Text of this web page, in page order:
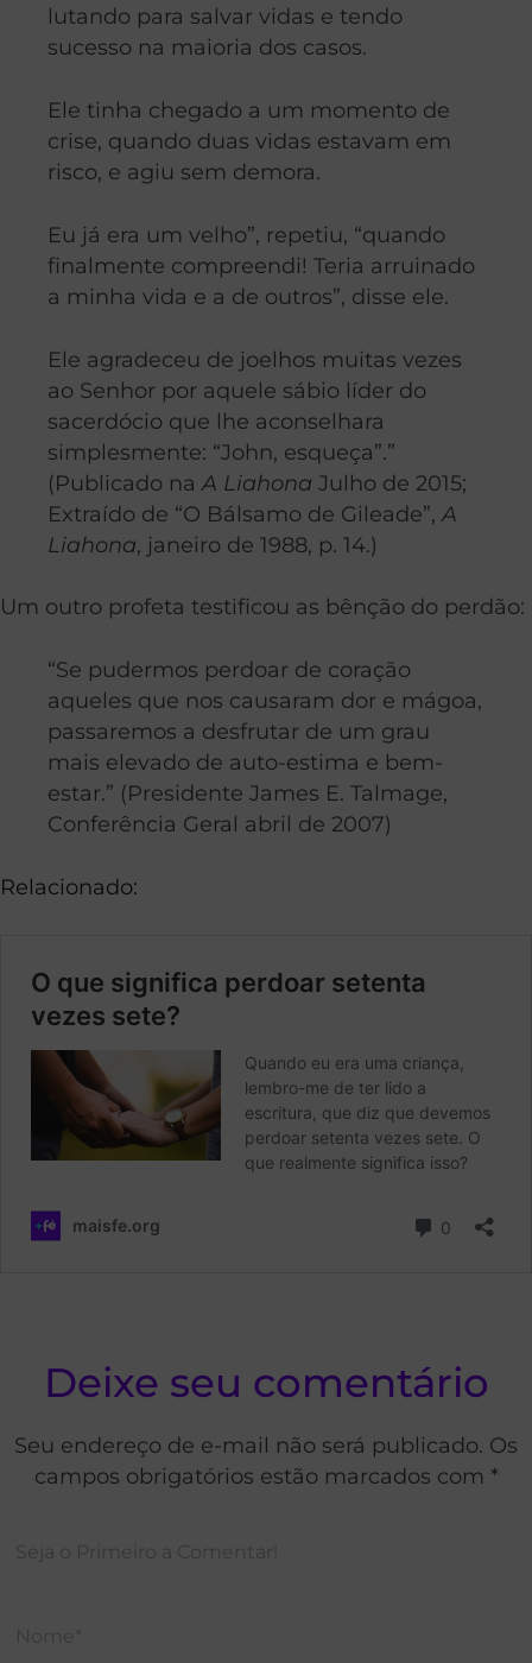
lutando para salvar vidas e tendo
sucesso na maioria dos casos.
Ele tinha chegado a um momento de
crise, quando duas vidas estavam em
risco, e agiu sem demora.
Eu já era um velho”, repetiu, “quando
finalmente compreendi! Teria arruinado
a minha vida e a de outros”, disse ele.
Ele agradeceu de joelhos muitas vezes
ao Senhor por aquele sábio líder do
sacerdócio que lhe aconselhara
simplesmente: “John, esqueça”.”
(Publicado na A Liahona Julho de 2015;
Extraído de “O Bálsamo de Gileade”, A
Liahona, janeiro de 1988, p. 14.)
Um outro profeta testificou as bênção do perdão:
“Se pudermos perdoar de coração
aqueles que nos causaram dor e mágoa,
passaremos a desfrutar de um grau
mais elevado de auto-estima e bem-
estar.” (Presidente James E. Talmage,
Conferência Geral abril de 2007)
Relacionado:
Deixe seu comentário
Seu endereço de e-mail não será publicado. Os
campos obrigatórios estão marcados com *